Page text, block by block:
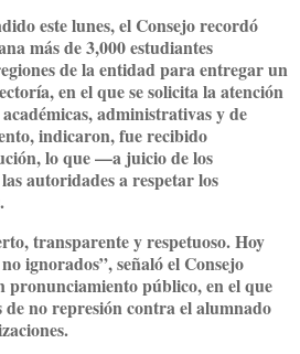
este lunes, el Consejo recordó
más de 3,000 estudiantes
de la entidad para entregar un
en el que se solicita la atención
administrativas y de
indicaron, fue recibido
lo que —a juicio de los
autoridades a respetar los
transparente y respetuoso. Hoy
ignorados”, señaló el Consejo
pronunciamiento público, en el que
de no represión contra el alumnado